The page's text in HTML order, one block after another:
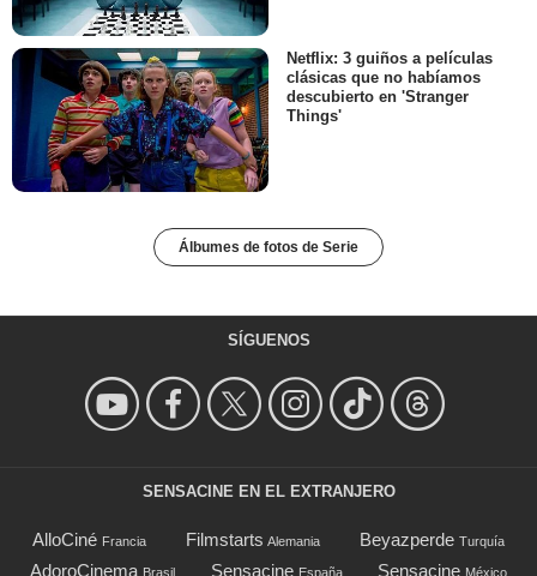
Netflix: 3 guiños a películas
clásicas que no habíamos
descubierto en 'Stranger
Things'
Álbumes de fotos de Serie
SÍGUENOS
SENSACINE EN EL EXTRANJERO
AlloCiné Francia Filmstarts Alemania Beyazperde Turquía
AdoroCinema Brasil Sensacine España Sensacine México